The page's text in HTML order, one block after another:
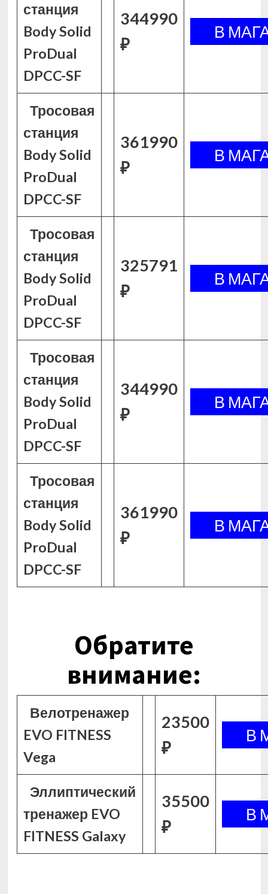
станция
Body Solid
ProDual
DPCC-SF
344990
₽
Тросовая
станция
Body Solid
ProDual
DPCC-SF
361990
₽
Тросовая
станция
Body Solid
ProDual
DPCC-SF
325791
₽
Тросовая
станция
Body Solid
ProDual
DPCC-SF
344990
₽
Тросовая
станция
Body Solid
ProDual
DPCC-SF
361990
₽
Обратите
внимание:
Велотренажер
EVO FITNESS
Vega
23500
₽
Эллиптический
тренажер EVO
FITNESS Galaxy
35500
₽